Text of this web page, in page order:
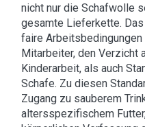
nicht nur die Schafwolle
gesamte Lieferkette.
faire Arbeitsbedingungen
Mitarbeiter, den Verzicht
Kinderarbeit, als auch
Schafe. Zu diesen
Zugang zu sauberem
altersspezifischem